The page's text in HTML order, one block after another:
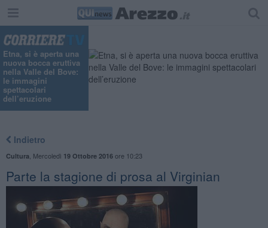
Etna, si è aperta una
nuova bocca eruttiva
nella Valle del Bove:
le immagini
spettacolari
dell’eruzione
Indietro
Cultura Mercoledì 19 Ottobre 2016ore 10:23
Parte la stagione di prosa al Virginian